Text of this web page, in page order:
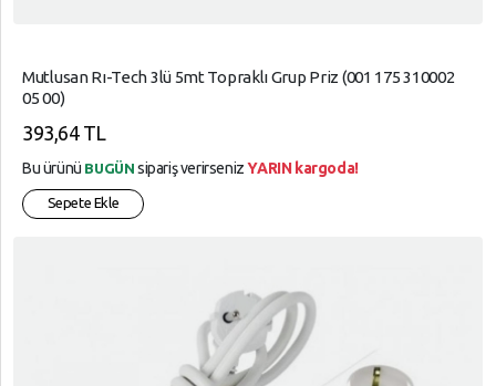
Mutlusan Rı-Tech 3lü 5mt Topraklı Grup Priz (001 175 310002
05 00)
393,64 TL
Bu ürünü BUGÜN sipariş verirsenizYARIN kargoda!
Sepete Ekle